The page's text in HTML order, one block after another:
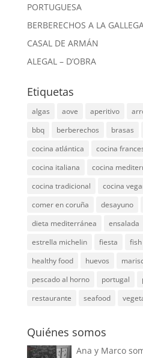
PORTUGUESA
BERBERECHOS A LA
CASAL DE ARMÁN
ALEGAL – D’OBRA
Etiquetas
algas aove aperitivo
bbq
berberechos brasas
cocina atlántica
cocina
cocina italiana
cocina
cocina tradicional
cocina
comer en coruña
desayuno
dieta mediterránea
ensalada
estrella michelin
fiesta fish
healthy food
huevos
pescado al horno
portugal
restaurante
seafood
Quiénes somos
Ana y Marco